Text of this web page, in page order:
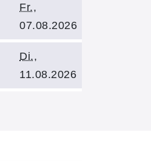
Kursbeginn:
Fr.,
07.08.2026
Kursbeginn:
Di.,
11.08.2026